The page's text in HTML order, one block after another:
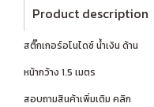
Product description
สติ๊กเกอร์อโนไดซ์ น้ำเงิน ด้าน
หน้ากว้าง 1.5 เมตร
สอบถามสินค้าเพิ่มเติม คลิก